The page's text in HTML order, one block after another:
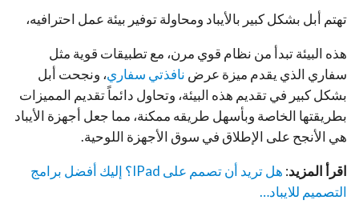
تهتم أبل بشكل كبير بالأيباد ومحاولة توفير بيئة عمل احترافيه،
هذه البيئة تبدأ من نظام قوي مرن، مع تطبيقات قوية مثل
سفاري الذي يقدم ميزة عرض نافذتي سفاري، ونجحت أبل
بشكل كبير في تقديم هذه البيئة، وتحاول دائماً تقديم المميزات
بطريقتها الخاصة وبأسهل طريقه ممكنة، مما جعل أجهزة الأيباد
هي الأنجح على الإطلاق في سوق الأجهزة اللوحية.
اقرأ المزيد:
هل تريد أن تصمم على IPad؟ إليك أفضل برامج
التصميم للايباد…